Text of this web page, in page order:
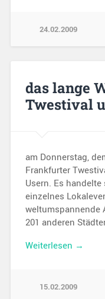
24.02.2009
das lange
Twestival
am Donnerstag,
Frankfurter
Usern. Es
einzelnes
weltumspannende
201 anderen
Weiterlesen →
15.02.2009